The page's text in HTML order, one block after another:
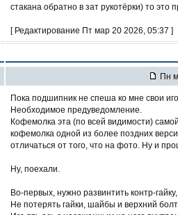
стакана обратно в зат рукотёрки) то это
[ Редактирование Пт мар 20 2026, 05:37 ]
Пн
Пока подшипник не спеша ко мне свои
Необходимое предуведомление.
Кофемолка эта (по всей видимости)
кофемолка одной из более поздних
отличаться от того, что на фото. Ну и
Ну, поехали.
Во-первых, нужно развинтить контр-
Не потерять гайки, шайбы и верхний